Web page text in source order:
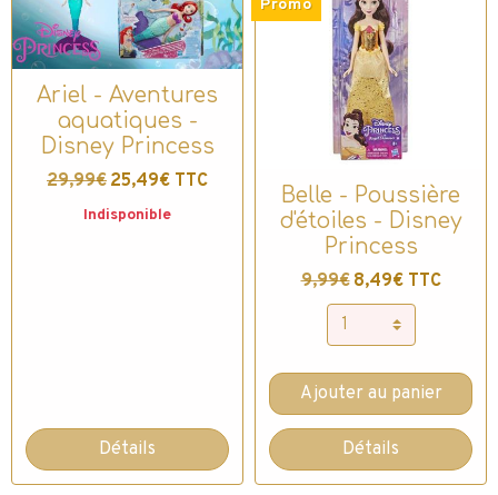
Ariel - Aventures
aquatiques -
Disney Princess
29,99€ 25,49€ TTC
Indisponible
Détails
Promo
Belle - Poussière
d'étoiles - Disney
Princess
9,99€ 8,49€ TTC
Ajouter au panier
Détails